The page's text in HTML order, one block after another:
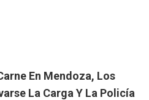
En Mendoza, Los
La Carga Y La Policía